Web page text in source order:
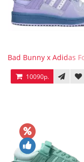
Bad Bunny x Adidas
10090р.